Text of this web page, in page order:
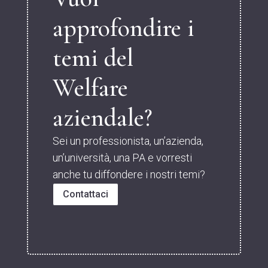
approfondire i
temi del
Welfare
aziendale?
Sei un professionista, un’azienda,
un’università, una PA e vorresti
anche tu diffondere i nostri temi?
Contattaci